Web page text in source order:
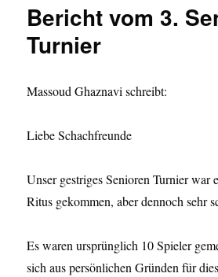
Bericht vom 3.
Turnier
Massoud Ghaznavi schreibt:
Liebe Schachfreunde
Unser gestriges Senioren Turnier war
Ritus gekommen, aber dennoch sehr
Es waren ursprünglich 10 Spieler
sich aus persönlichen Gründen für